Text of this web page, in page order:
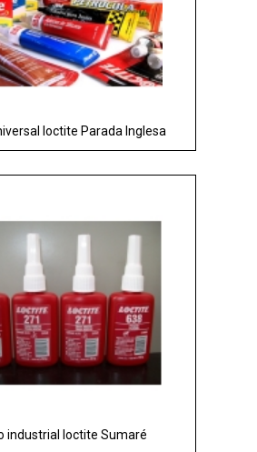
loctite Parada Inglesa
industrial loctite Sumaré